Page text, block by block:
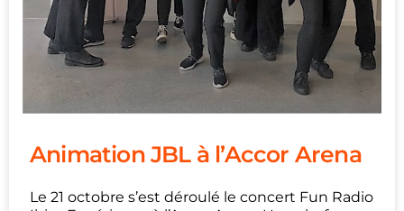
Animation JBL à l’Accor Arena
Le 21 octobre s’est déroulé le concert Fun Radio